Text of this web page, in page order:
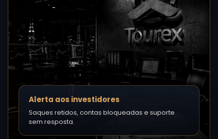
Alerta aos investidores
Saques retidos, contas bloqueadas e suporte
sem resposta.